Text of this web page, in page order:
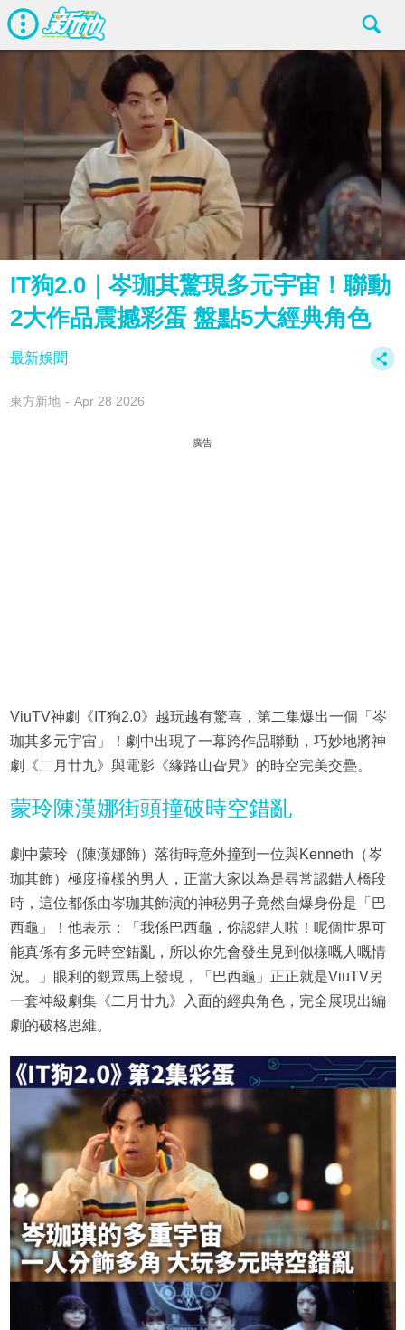
IT狗2.0｜岑珈其驚現多元宇宙！聯動
2大作品震撼彩蛋 盤點5大經典角色
最新娛聞
東方新地 Apr 28 2026
廣告
ViuTV神劇《IT狗2.0》越玩越有驚喜，第二集爆出一個「岑
珈其多元宇宙」！劇中出現了一幕跨作品聯動，巧妙地將神
劇《二月廿九》與電影《緣路山旮旯》的時空完美交疊。
蒙玲陳漢娜街頭撞破時空錯亂
劇中蒙玲（陳漢娜飾）落街時意外撞到一位與Kenneth（岑
珈其飾）極度撞樣的男人，正當大家以為是尋常認錯人橋段
時，這位都係由岑珈其飾演的神秘男子竟然自爆身份是「巴
西龜」！他表示：「我係巴西龜，你認錯人啦！呢個世界可
能真係有多元時空錯亂，所以你先會發生見到似樣嘅人嘅情
況。」眼利的觀眾馬上發現，「巴西龜」正正就是ViuTV另
一套神級劇集《二月廿九》入面的經典角色，完全展現出編
劇的破格思維。